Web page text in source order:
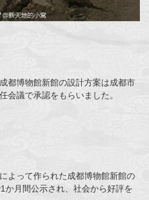
都博物館新館の設計方案は成都市
会議で承認をもらいました。
よって作られた成都博物館新館の
か月間公示され、社会から好評を